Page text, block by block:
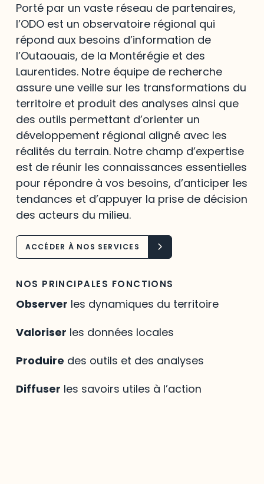
Porté par un vaste réseau de partenaires,
l’ODO est un observatoire régional qui
répond aux besoins d’information de
l’Outaouais, de la Montérégie et des
Laurentides. Notre équipe de recherche
assure une veille sur les transformations du
territoire et produit des analyses ainsi que
des outils permettant d’orienter un
développement régional aligné avec les
réalités du terrain. Notre champ d’expertise
est de réunir les connaissances essentielles
pour répondre à vos besoins, d’anticiper les
tendances et d’appuyer la prise de décision
des acteurs du milieu.
ACCÉDER À NOS SERVICES
NOS PRINCIPALES FONCTIONS
Observer les dynamiques du territoire
Valoriser les données locales
Produire des outils et des analyses
Diffuser les savoirs utiles à l’action